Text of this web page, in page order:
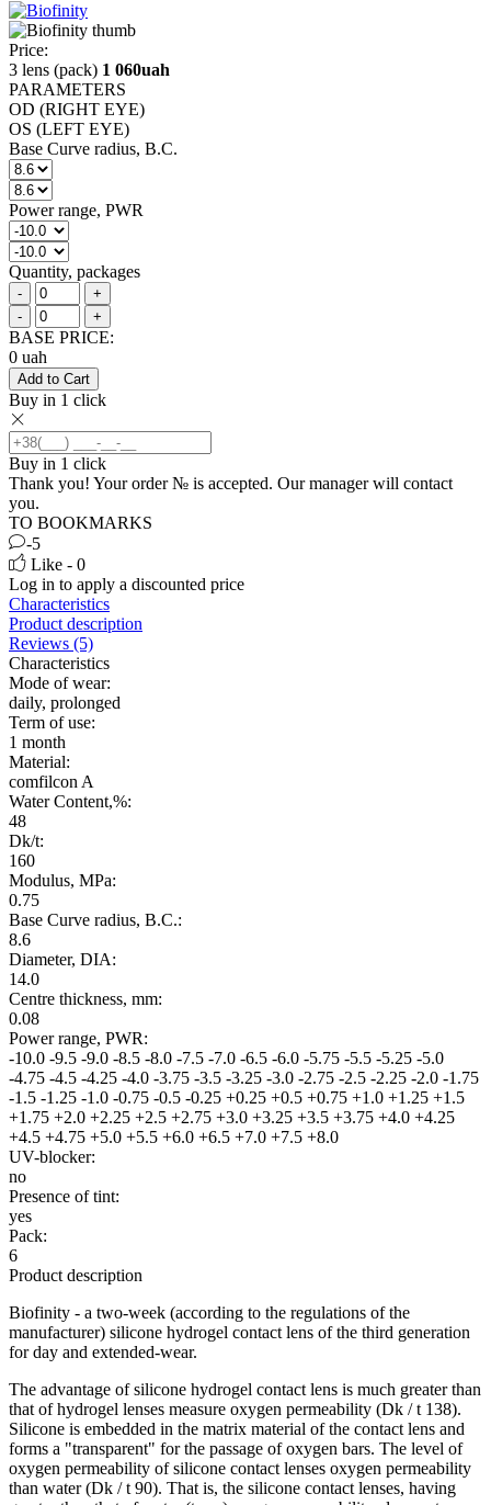
Price:
3 lens (pack) 1 060uah
PARAMETERS
OD (RIGHT EYE)
OS (LEFT EYE)
Base Curve radius, B.C.
Power range, PWR
Quantity, packages
-
+
-
+
BASE PRICE:
0 uah
Add to Cart
Buy in 1 click
Buy in 1 click
Thank you! Your order № is accepted. Our manager will contact
you.
TO BOOKMARKS
-5
Like - 0
Log in to apply a discounted price
Characteristics
Product description
Reviews (5)
Characteristics
Mode of wear:
daily, prolonged
Term of use:
1 month
Material:
comfilcon A
Water Content,%:
48
Dk/t:
160
Modulus, MPa:
0.75
Base Curve radius, B.C.:
8.6
Diameter, DIA:
14.0
Centre thickness, mm:
0.08
Power range, PWR:
-10.0 -9.5 -9.0 -8.5 -8.0 -7.5 -7.0 -6.5 -6.0 -5.75 -5.5 -5.25 -5.0
-4.75 -4.5 -4.25 -4.0 -3.75 -3.5 -3.25 -3.0 -2.75 -2.5 -2.25 -2.0 -1.75
-1.5 -1.25 -1.0 -0.75 -0.5 -0.25 +0.25 +0.5 +0.75 +1.0 +1.25 +1.5
+1.75 +2.0 +2.25 +2.5 +2.75 +3.0 +3.25 +3.5 +3.75 +4.0 +4.25
+4.5 +4.75 +5.0 +5.5 +6.0 +6.5 +7.0 +7.5 +8.0
UV-blocker:
no
Presence of tint:
yes
Pack:
6
Product description
Biofinity - a two-week (according to the regulations of the
manufacturer) silicone hydrogel contact lens of the third generation
for day and extended-wear.
The advantage of silicone hydrogel contact lens is much greater than
that of hydrogel lenses measure oxygen permeability (Dk / t 138).
Silicone is embedded in the matrix material of the contact lens and
forms a "transparent" for the passage of oxygen bars. The level of
oxygen permeability of silicone contact lenses oxygen permeability
than water (Dk / t 90). That is, the silicone contact lenses, having